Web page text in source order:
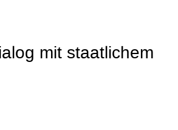
mit staatlichem